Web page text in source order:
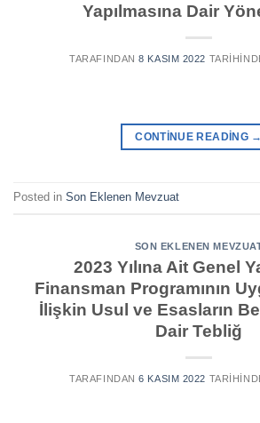
Yapılmasına Dair
TARAFINDAN 8 KASIM 2022
CONTINUE READING →
Posted in Son Eklenen Mevzuat
SON EKLENEN
2023 Yılına Ait Genel
Finansman Programının
İlişkin Usul ve Esasların
Dair Tebliğ
TARAFINDAN 6 KASIM 2022